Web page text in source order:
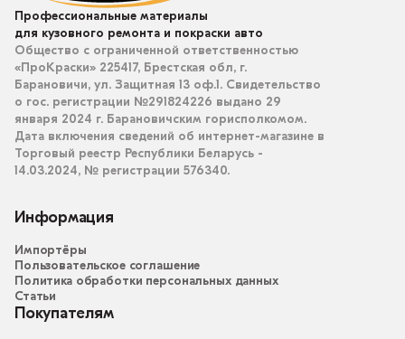
Профессиональные материалы
для кузовного ремонта и покраски авто
Общество с ограниченной ответственностью
«ПроКраски» 225417, Брестская обл, г.
Барановичи, ул. Защитная 13 оф.1. Свидетельство
о гос. регистрации №291824226 выдано 29
января 2024 г. Барановичским горисполкомом.
Дата включения сведений об интернет-магазине в
Торговый реестр Республики Беларусь -
14.03.2024, № регистрации 576340.
Информация
Импортёры
Пользовательское соглашение
Политика обработки персональных данных
Статьи
Покупателям